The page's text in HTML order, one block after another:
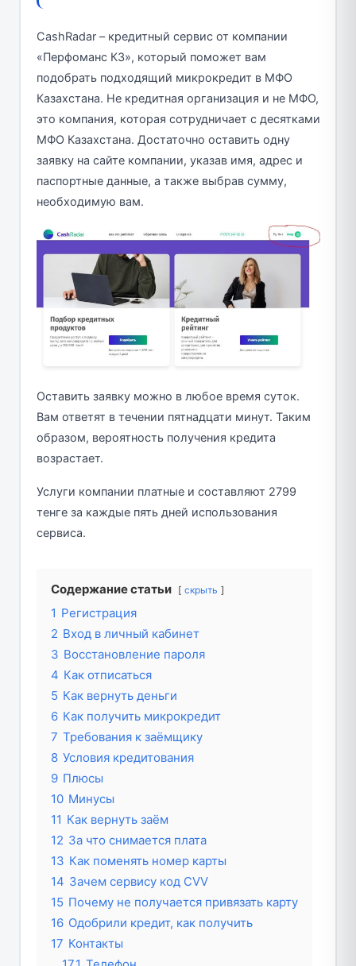
CashRadar – кредитный сервис от компании
«Перфоманс КЗ», который поможет вам
подобрать подходящий микрокредит в МФО
Казахстана. Не кредитная организация и не МФО,
это компания, которая сотрудничает с десятками
МФО Казахстана. Достаточно оставить одну
заявку на сайте компании, указав имя, адрес и
паспортные данные, а также выбрав сумму,
необходимую вам.
Оставить заявку можно в любое время суток.
Вам ответят в течении пятнадцати минут. Таким
образом, вероятность получения кредита
возрастает.
Услуги компании платные и составляют 2799
тенге за каждые пять дней использования
сервиса.
Содержание статьи скрыть
1 Регистрация
2 Вход в личный кабинет
3 Восстановление пароля
4 Как отписаться
5 Как вернуть деньги
6 Как получить микрокредит
7 Требования к заёмщику
8 Условия кредитования
9 Плюсы
10 Минусы
11 Как вернуть заём
12 За что снимается плата
13 Как поменять номер карты
14 Зачем сервису код CVV
15 Почему не получается привязать карту
16 Одобрили кредит, как получить
17 Контакты